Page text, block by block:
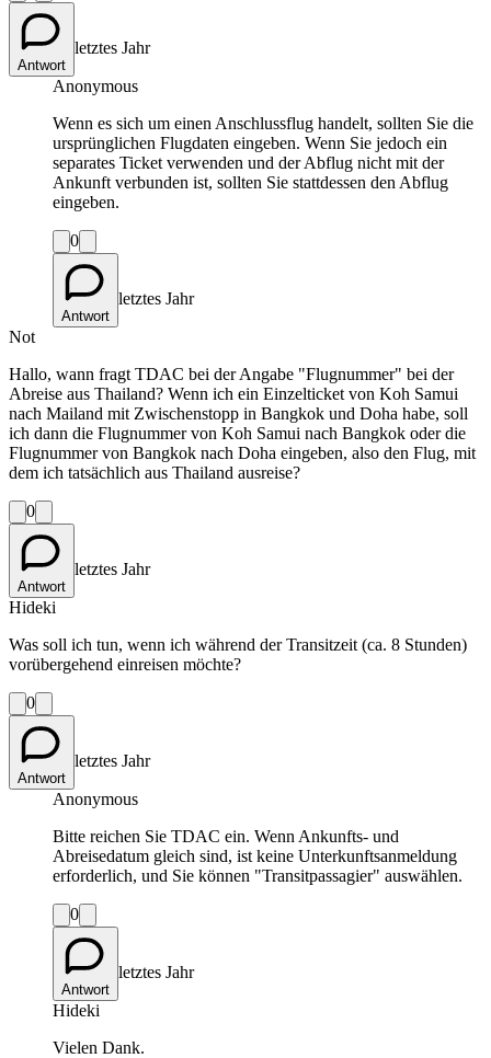
Antwort
letztes Jahr
Anonymous
Wenn es sich um einen Anschlussflug handelt, sollten Sie die
ursprünglichen Flugdaten eingeben. Wenn Sie jedoch ein
separates Ticket verwenden und der Abflug nicht mit der
Ankunft verbunden ist, sollten Sie stattdessen den Abflug
eingeben.
0
Antwort
letztes Jahr
Not
Hallo, wann fragt TDAC bei der Angabe "Flugnummer" bei der
Abreise aus Thailand? Wenn ich ein Einzelticket von Koh Samui
nach Mailand mit Zwischenstopp in Bangkok und Doha habe, soll
ich dann die Flugnummer von Koh Samui nach Bangkok oder die
Flugnummer von Bangkok nach Doha eingeben, also den Flug, mit
dem ich tatsächlich aus Thailand ausreise?
0
Antwort
letztes Jahr
Hideki
Was soll ich tun, wenn ich während der Transitzeit (ca. 8 Stunden)
vorübergehend einreisen möchte?
0
Antwort
letztes Jahr
Anonymous
Bitte reichen Sie TDAC ein. Wenn Ankunfts- und
Abreisedatum gleich sind, ist keine Unterkunftsanmeldung
erforderlich, und Sie können "Transitpassagier" auswählen.
0
Antwort
letztes Jahr
Hideki
Vielen Dank.